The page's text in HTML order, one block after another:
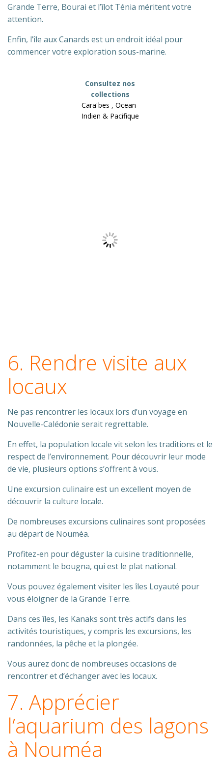
Grande Terre, Bourai et l’îlot Ténia méritent votre
attention.
Enfin, l’île aux Canards est un endroit idéal pour
commencer votre exploration sous-marine.
Consultez nos
collections
Caraïbes , Ocean-
Indien & Pacifique
6. Rendre visite aux
locaux
Ne pas rencontrer les locaux lors d’un voyage en
Nouvelle-Calédonie serait regrettable.
En effet, la population locale vit selon les traditions et le
respect de l’environnement. Pour découvrir leur mode
de vie, plusieurs options s’offrent à vous.
Une excursion culinaire est un excellent moyen de
découvrir la culture locale.
De nombreuses excursions culinaires sont proposées
au départ de Nouméa.
Profitez-en pour déguster la cuisine traditionnelle,
notamment le bougna, qui est le plat national.
Vous pouvez également visiter les îles Loyauté pour
vous éloigner de la Grande Terre.
Dans ces îles, les Kanaks sont très actifs dans les
activités touristiques, y compris les excursions, les
randonnées, la pêche et la plongée.
Vous aurez donc de nombreuses occasions de
rencontrer et d’échanger avec les locaux.
7. Apprécier
l’aquarium des lagons
à Nouméa